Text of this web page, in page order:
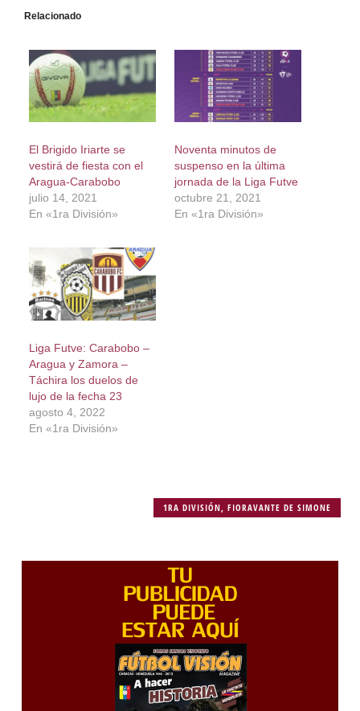
Relacionado
El Brigido Iriarte se
vestirá de fiesta con el
Aragua-Carabobo
julio 14, 2021
En «1ra División»
Noventa minutos de
suspenso en la última
jornada de la Liga Futve
octubre 21, 2021
En «1ra División»
Liga Futve: Carabobo –
Aragua y Zamora –
Táchira los duelos de
lujo de la fecha 23
agosto 4, 2022
En «1ra División»
1RA DIVISIÓN ,FIORAVANTE DE SIMONE